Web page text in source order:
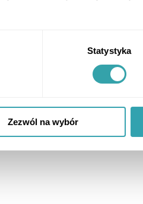
Statystyka
Zezwól na wybór